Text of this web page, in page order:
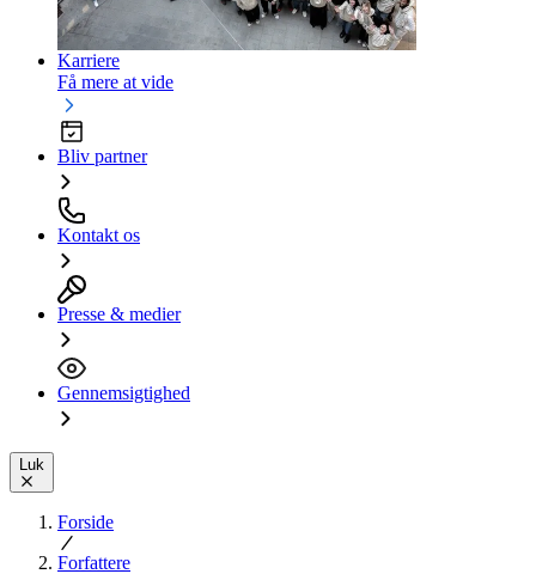
Karriere
Få mere at vide
Bliv partner
Kontakt os
Presse & medier
Gennemsigtighed
Luk
Forside
Forfattere